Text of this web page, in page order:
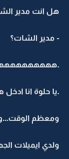
هل انت مدير
- مدير الشات؟
.يا حلوة انا
ومعظم
ولدي ايميلات